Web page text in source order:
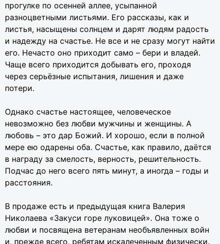
прогулке по осенней аллее, усыпанной
разноцветными листьями. Его рассказы, как и
листья, насыщены солнцем и дарят людям радость
и надежду на счастье. Не все и не сразу могут найти
его. Нечасто оно приходит само – бери и владей.
Чаще всего приходится добывать его, проходя
через серьёзные испытания, лишения и даже
потери.
Однако счастье настоящее, человеческое
невозможно без любви мужчины и женщины. А
любовь – это дар Божий. И хорошо, если в полной
мере ею одарены оба. Счастье, как правило, даётся
в награду за смелость, верность, решительность.
Подчас до него всего пять минут, а иногда – годы и
расстояния.
В продаже есть и предыдущая книга Валерия
Николаева «Закуси горе луковицей». Она тоже о
любви и посвящена ветеранам необъявленных войн
и, прежде всего, ребятам искалеченным физически.